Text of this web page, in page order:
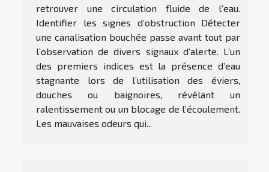
retrouver une circulation fluide de l’eau.
Identifier les signes d’obstruction Détecter
une canalisation bouchée passe avant tout par
l’observation de divers signaux d’alerte. L’un
des premiers indices est la présence d’eau
stagnante lors de l’utilisation des éviers,
douches ou baignoires, révélant un
ralentissement ou un blocage de l’écoulement.
Les mauvaises odeurs qui...